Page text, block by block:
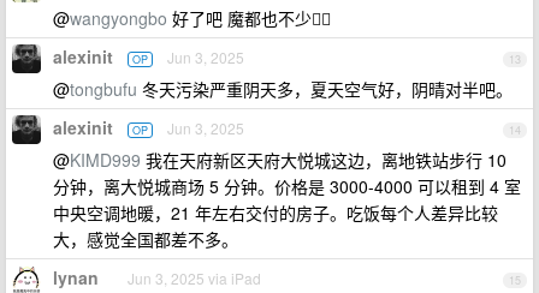
@wangyongbo 好了吧 魔都也不少🤦‍♂️
13
alexinit OP Jun 3, 2025
@tongbufu 冬天污染严重阴天多，夏天空气好，阴晴对半吧。
14
alexinit OP Jun 3, 2025
@KIMD999 我在天府新区天府大悦城这边，离地铁站步行 10
分钟，离大悦城商场 5 分钟。价格是 3000-4000 可以租到 4 室
中央空调地暖，21 年左右交付的房子。吃饭每个人差异比较
大，感觉全国都差不多。
15
lynan Jun 3, 2025 via iPad